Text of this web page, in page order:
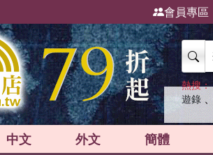
會員專區
熱搜：
遊錄 、
中文 外文 簡體